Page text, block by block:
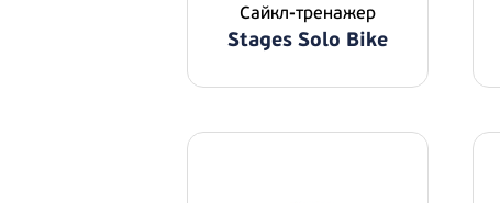
Сайкл-тренажер
Stages Solo Bike